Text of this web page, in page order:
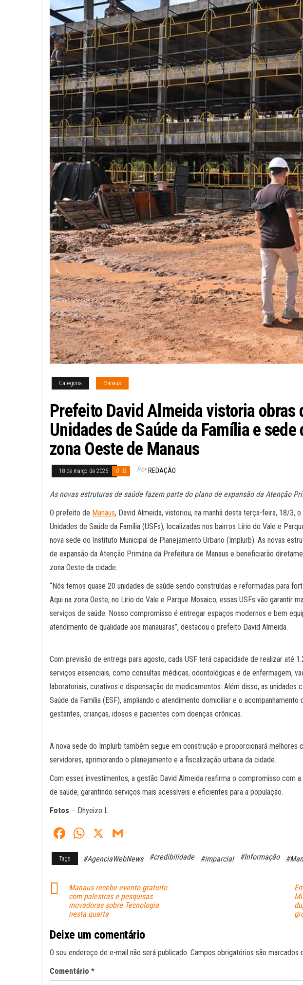
Categoria Manaus
Prefeito David Almeida vistoria obras
Unidades de Saúde da Família e
zona Oeste de Manaus
18 de março de 2025 0 Por REDAÇÃO
As novas estruturas de saúde fazem parte do plano de expansão da Atenção
O prefeito de Manaus, David Almeida, vistoriou, na manhã desta terça-feira, 18/3,
Unidades de Saúde da Família (USFs), localizadas nos bairros Lírio do Vale e
nova sede do Instituto Municipal de Planejamento Urbano (Implurb). As novas
de expansão da Atenção Primária da Prefeitura de Manaus e beneficiarão
zona Oeste da cidade.
“Nós temos quase 20 unidades de saúde sendo construídas e reformadas para
Aqui na zona Oeste, no Lírio do Vale e Parque Mosaico, essas USFs vão garantir
serviços de saúde. Nosso compromisso é entregar espaços modernos e bem
atendimento de qualidade aos manauaras”, destacou o prefeito David Almeida.
Com previsão de entrega para agosto, cada USF terá capacidade de realizar até
serviços essenciais, como consultas médicas, odontológicas e de enfermagem,
laboratoriais, curativos e dispensação de medicamentos. Além disso, as unidades
Saúde da Família (ESF), ampliando o atendimento domiciliar e o
gestantes, crianças, idosos e pacientes com doenças crônicas.
A nova sede do Implurb também segue em construção e proporcionará melhores
servidores, aprimorando o planejamento e a fiscalização urbana da cidade.
Com esses investimentos, a gestão David Almeida reafirma o compromisso com
de saúde, garantindo serviços mais acessíveis e eficientes para a população.
Fotos – Dhyeizo L
Fa
ce
bo
ok
W
ts
pp
X
ail
Tags #AgenciaWebNews #credibilidade #imparcial #Informação
Manaus recebe evento gratuito
com palestras e pesquisas
inovadoras sobre Tecnologia
nesta quarta
Deixe um comentário
O seu endereço de e-mail não será publicado. Campos obrigatórios são marcados
Comentário *